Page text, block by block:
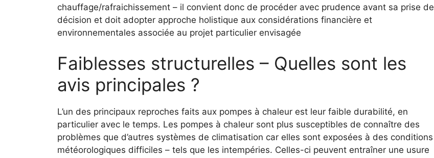
chauffage/rafraichissement – il convient donc de procéder avec prudence avant sa prise de
décision et doit adopter approche holistique aux considérations financière et
environnementales associée au projet particulier envisagée
Faiblesses structurelles – Quelles sont les
avis principales ?
L’un des principaux reproches faits aux pompes à chaleur est leur faible durabilité, en
particulier avec le temps. Les pompes à chaleur sont plus susceptibles de connaître des
problèmes que d’autres systèmes de climatisation car elles sont exposées à des conditions
météorologiques difficiles – tels que les intempéries. Celles-ci peuvent entraîner une usure